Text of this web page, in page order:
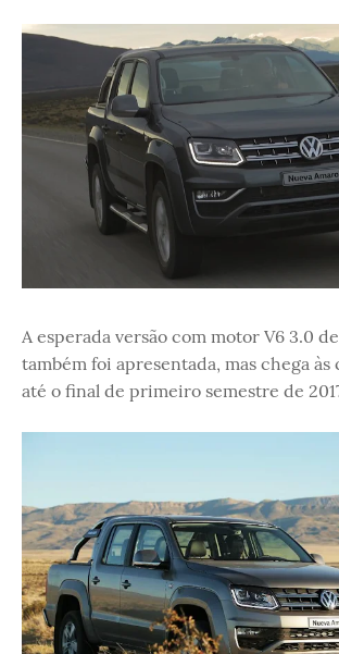
A esperada versão com motor V6 3.0
também foi apresentada, mas chega às
até o final de primeiro semestre de